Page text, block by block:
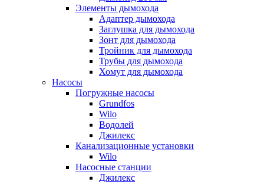
Элементы дымохода
Адаптер дымохода
Заглушка для дымохода
Зонт для дымохода
Тройник для дымохода
Трубы для дымохода
Хомут для дымохода
Насосы
Погружные насосы
Grundfos
Wilo
Водолей
Джилекс
Канализационные установки
Wilo
Насосные станции
Джилекс